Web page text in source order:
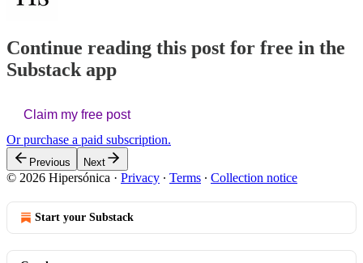
Continue reading this post for free in the
Substack app
Claim my free post
Or purchase a paid subscription.
Previous Next
© 2026 Hipersónica · Privacy ∙ Terms ∙ Collection notice
Start your Substack